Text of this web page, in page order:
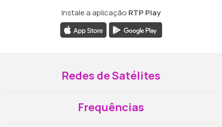
Instale a aplicação RTP Play
Redes de Satélites
Frequências